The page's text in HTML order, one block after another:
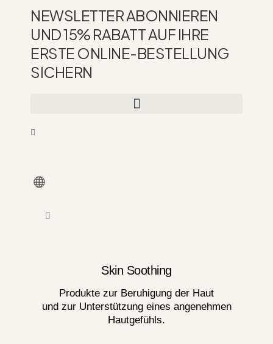
Inhalt
springen
NEWSLETTER ABONNIEREN
UND 15% RABATT AUF IHRE
ERSTE ONLINE-BESTELLUNG
SICHERN
WARENKORB
Skin Soothing
Produkte zur Beruhigung der Haut
und zur Unterstützung eines angenehmen
Hautgefühls.